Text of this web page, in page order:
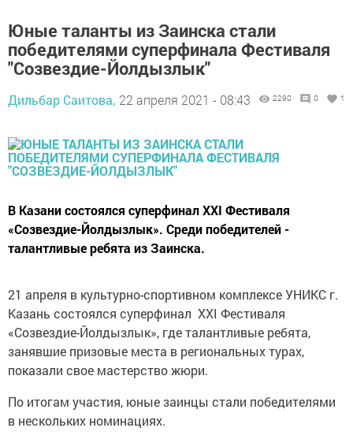
Юные таланты из Заинска стали
победителями суперфинала Фестиваля
"Созвездие-Йолдызлык"
Дильбар Саитова, 22 апреля 2021 - 08:43 2290 0 1
В Казани состоялся суперфинал XXI Фестиваля
«Созвездие-Йолдызлык». Среди победителей -
талантливые ребята из Заинска.
21 апреля в культурно-спортивном комплексе УНИКС г.
Казань состоялся суперфинал XXI Фестиваля
«Созвездие-Йолдызлык», где талантливые ребята,
занявшие призовые места в региональных турах,
показали свое мастерство жюри.
По итогам участия, юные заинцы стали победителями
в нескольких номинациях.